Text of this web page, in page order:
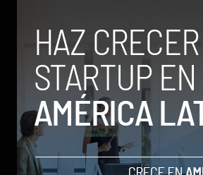
Español.
Relacionados